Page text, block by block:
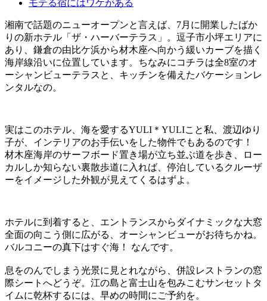
モテる宿にはワケがある
湘南で話題のニューオープンと言えば、7月に開業したばか
りの新ホテル「ザ・ハーバーテラス」。逗子市小坪エリアに
あり、鎌倉の由比ケ浜から材木座へ向かう緩いカーブを描く
海岸線沿いに位置しています。ちなみにコチラは全8室のオ
ーシャンビューテラスと、キッチンを備えたバケーションレ
ンタルなの。
実はこのホテル、海を愛するYULI＊YULIこと私、渡辺ゆり
子が、インテリアのお手伝いをした物件でもあるのです！
材木座海岸のサーフボード置き場が立ち並ぶ道を歩き、ロー
カルしか知らない裏散歩道に入れば、停泊しているクルーザ
ーをイメージした外観が見えてくるはずよ。
ホテルに到着すると、エントランスからダイナミックな大窓
全面の向こう側に広がる、オーシャンビューがお待ちかね。
バルコニーの真下はすぐ海！ なんです。
息をのんでしまう光景に見とれながら、併設レストランの窓
際シートへどうぞ。江の島と富士山を包みこむサンセットタ
イムに乾杯するには、早めの時間にご予約を。